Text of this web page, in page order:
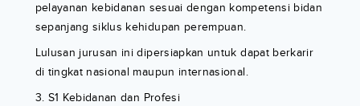
pelayanan kebidanan sesuai dengan kompetensi bidan
sepanjang siklus kehidupan perempuan.
Lulusan jurusan ini dipersiapkan untuk dapat berkarir
di tingkat nasional maupun internasional.
3. S1 Kebidanan dan Profesi